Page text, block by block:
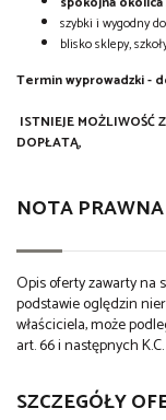
szybki i wygodny
blisko sklepy,
Termin wyprowadzki -
ISTNIEJE MOŻLIWOŚĆ
DOPŁATĄ,
NOTA PRAWNA
Opis oferty zawarty na
podstawie oględzin
właściciela, może
art. 66 i następnych K.C.
SZCZEGÓŁY